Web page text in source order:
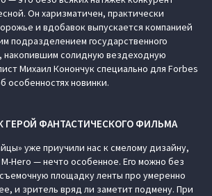
Он харизматичен, практически
и вдобавок выпускается компанией
подразделением государственного
накопившим солидную вездеходную
Михаил Конончук специально для Forbes
особенностях новинки.
ГЕРОЙ ФАНТАСТИЧЕСКОГО ФИЛЬМА
уже приучили нас к смелому дизайну,
Hero — нечто особенное. Его можно без
съемочную площадку ленты про умеренно
и зритель вряд ли заметит подмену. При